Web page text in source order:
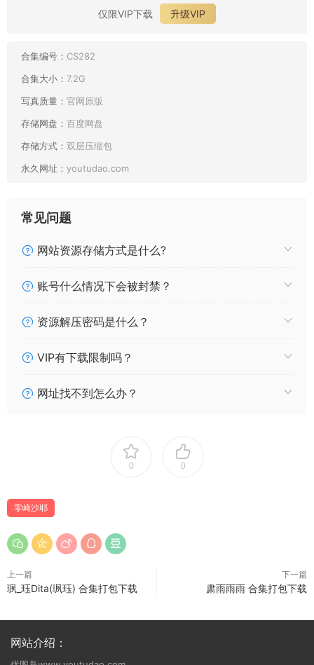
002 零崎沙耶 光之高扬斯卡娅 [177P1.64GB]
001 零崎沙耶 狼人 (天命之子) [229P1.62GB]
仅限VIP下载
升级VIP
合集编号： CS282
合集大小： 7.2G
写真质量： 官网原版
存储网盘： 百度网盘
存储方式： 双层压缩包
永久网址： youtudao.com
常见问题
网站资源存储方式是什么?
账号什么情况下会被封禁？
资源解压密码是什么？
VIP有下载限制吗？
网址找不到怎么办？
0 0
零崎沙耶
上一篇
珟_珏Dita(珟珏) 合集打包下载
下一篇
肃雨雨雨 合集打包下载
网站介绍：